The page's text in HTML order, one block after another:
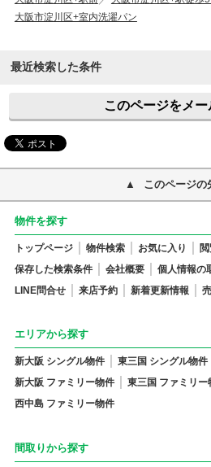
大阪市淀川区+室内洗濯パン
最近検索した条件
このページをメー
このページの
物件を探す
トップページ 物件検索 お気に入り
保存した検索条件
会社概要 個人情報の
LINE問合せ
来店予約 新着更新情報
エリアから探す
新大阪 シングル物件 東三国 シングル物件
新大阪 ファミリー物件
東三国 ファミリー
西中島 ファミリー物件
間取りから探す